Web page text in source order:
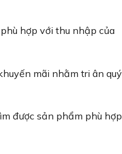
hợp với thu nhập của
mãi nhằm tri ân quý
được sản phẩm phù hợp